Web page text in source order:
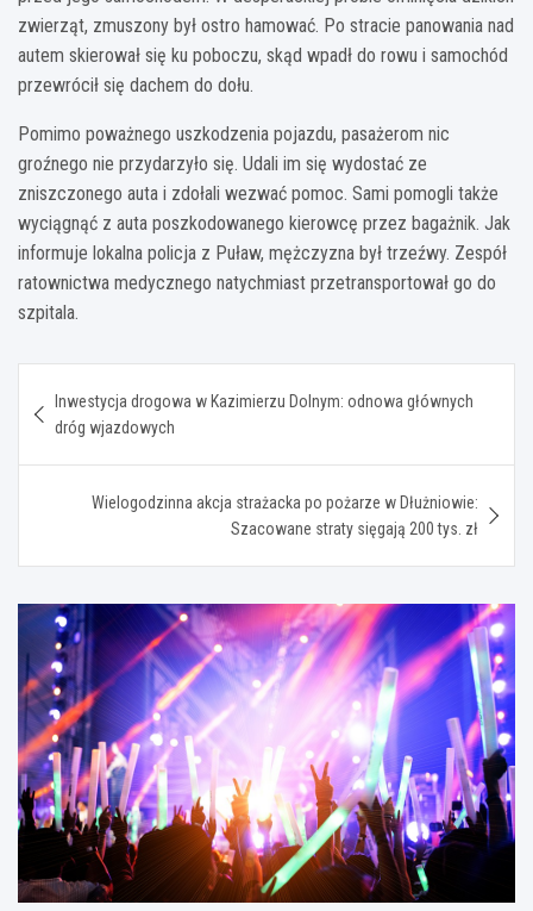
zwierząt, zmuszony był ostro hamować. Po stracie panowania nad
autem skierował się ku poboczu, skąd wpadł do rowu i samochód
przewrócił się dachem do dołu.
Pomimo poważnego uszkodzenia pojazdu, pasażerom nic
groźnego nie przydarzyło się. Udali im się wydostać ze
zniszczonego auta i zdołali wezwać pomoc. Sami pomogli także
wyciągnąć z auta poszkodowanego kierowcę przez bagażnik. Jak
informuje lokalna policja z Puław, mężczyzna był trzeźwy. Zespół
ratownictwa medycznego natychmiast przetransportował go do
szpitala.
wpisu
Inwestycja drogowa w Kazimierzu Dolnym: odnowa głównych
dróg wjazdowych
Wielogodzinna akcja strażacka po pożarze w Dłużniowie:
Szacowane straty sięgają 200 tys. zł